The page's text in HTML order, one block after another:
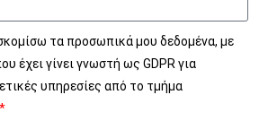
τα προσωπικά μου δεδομένα, με
έχει γίνει γνωστή ως GDPR για
υπηρεσίες από το τμήμα